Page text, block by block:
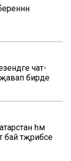
чат-
бирде
һәм
тәҗрибәсе